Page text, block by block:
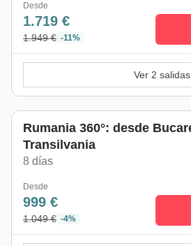
Desde
1.719 €
1.949 € -11%
Ver 2 salidas
Rumania 360°: desde
Transilvania
8 días
Desde
999 €
1.049 € -4%